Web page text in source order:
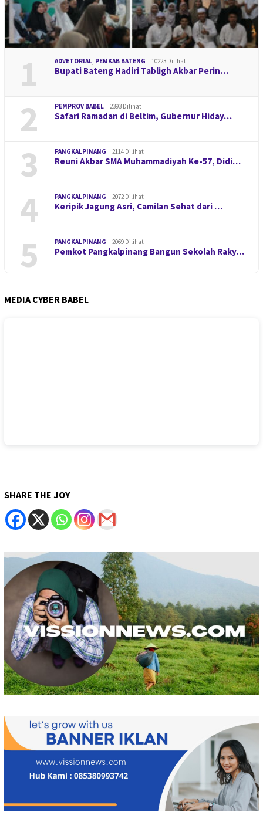
1 ADVETORIAL, PEMKAB BATENG 10223 Dilihat
Bupati Bateng Hadiri Tabligh Akbar Perin…
2 PEMPROV BABEL 2393 Dilihat
Safari Ramadan di Beltim, Gubernur Hiday…
3 PANGKALPINANG 2114 Dilihat
Reuni Akbar SMA Muhammadiyah Ke-57, Didi…
4 PANGKALPINANG 2072 Dilihat
Keripik Jagung Asri, Camilan Sehat dari …
5 PANGKALPINANG 2069 Dilihat
Pemkot Pangkalpinang Bangun Sekolah Raky…
MEDIA CYBER BABEL
SHARE THE JOY